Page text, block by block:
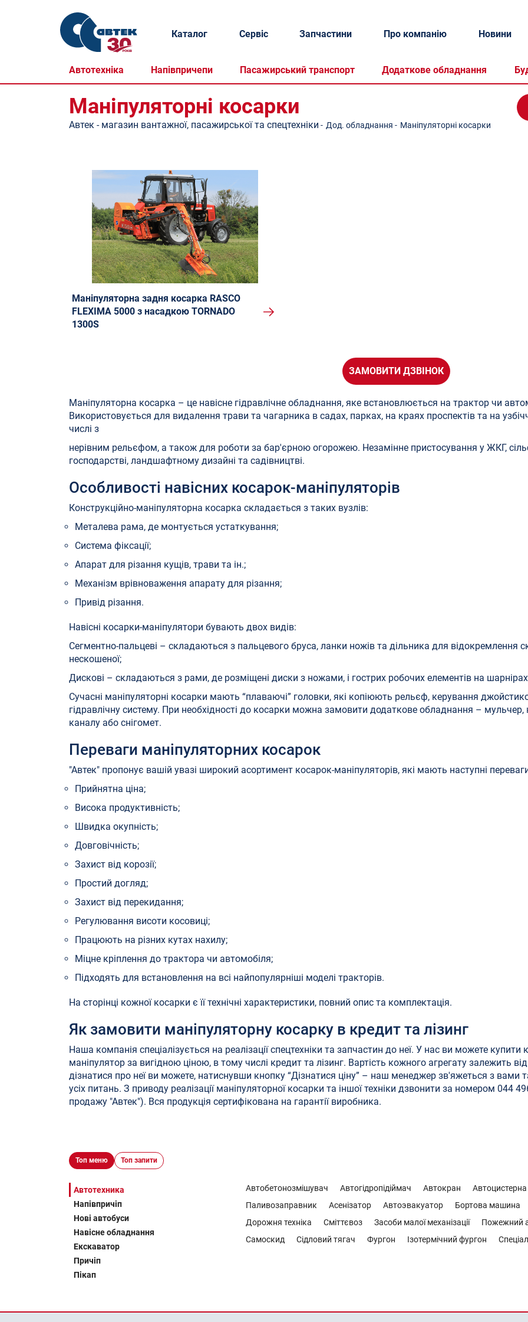
Каталог
Автотехніка Напівпричепи Пасажирський транспорт Додаткове обладнання
Сервіс Запчастини Про компанію Новини
Маніпуляторні косарки
Автек - магазин вантажної, пасажирської та спецтехніки - Дод. обладнання - Маніпуляторні косарки
Маніпуляторна задня косарка RASCO
FLEXIMA 5000 з насадкою TORNADO
1300S
ЗАМОВИТИ ДЗВІНОК
Маніпуляторна косарка – це навісне гідравлічне обладнання, яке встановлюється на трактор чи
Використовується для видалення трави та чагарника в садах, парках, на краях проспектів та на
числі з
нерівним рельєфом, а також для роботи за бар'єрною огорожею. Незамінне пристосування у ЖКГ,
господарстві, ландшафтному дизайні та садівництві.
Особливості навісних косарок-маніпуляторів
Конструкційно-маніпуляторна косарка складається з таких вузлів:
Металева рама, де монтується устаткування;
Система фіксації;
Апарат для різання кущів, трави та ін.;
Механізм врівноваження апарату для різання;
Привід різання.
Навісні косарки-маніпулятори бувають двох видів:
Сегментно-пальцеві – складаються з пальцевого бруса, ланки ножів та дільника для відокремлення
нескошеної;
Дискові – складаються з рами, де розміщені диски з ножами, і гострих робочих елементів на
Сучасні маніпуляторні косарки мають “плаваючі” головки, які копіюють рельєф, керування
гідравлічну систему. При необхідності до косарки можна замовити додаткове обладнання –
каналу або снігомет.
Переваги маніпуляторних косарок
"Автек" пропонує вашій увазі широкий асортимент косарок-маніпуляторів, які мають наступні
Прийнятна ціна;
Висока продуктивність;
Швидка окупність;
Довговічність;
Захист від корозії;
Простий догляд;
Захист від перекидання;
Регулювання висоти косовиці;
Працюють на різних кутах нахилу;
Міцне кріплення до трактора чи автомобіля;
Підходять для встановлення на всі найпопулярніші моделі тракторів.
На сторінці кожної косарки є її технічні характеристики, повний опис та комплектація.
Як замовити маніпуляторну косарку в кредит та лізинг
Наша компанія спеціалізується на реалізації спецтехніки та запчастин до неї. У нас ви можете купити
маніпулятор за вигідною ціною, в тому числі кредит та лізинг. Вартість кожного агрегату залежить від
дізнатися про неї ви можете, натиснувши кнопку “Дізнатися ціну” – наш менеджер зв'яжеться з вами
усіх питань. З приводу реалізації маніпуляторної косарки та іншої техніки дзвонити за номером 044
продажу "Автек"). Вся продукція сертифікована на гарантії виробника.
Топ меню Топ запити
Автотехника
Напівпричіп
Нові автобуси
Навісне обладнання
Екскаватор
Причіп
Пікап
Автобетонозмішувач Автогідропідіймач Автокран Автоцистерна
Паливозаправник
Асенізатор Автоэвакуатор Бортова машина
Дорожня техніка
Сміттєвоз Засоби малої механізації Пожежний
Самоскид
Сідловий тягач Фургон Ізотермічний фургон